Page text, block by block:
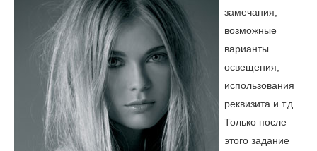
замечания,
возможные
варианты
освещения,
использования
реквизита и т.д.
Только после
этого задание